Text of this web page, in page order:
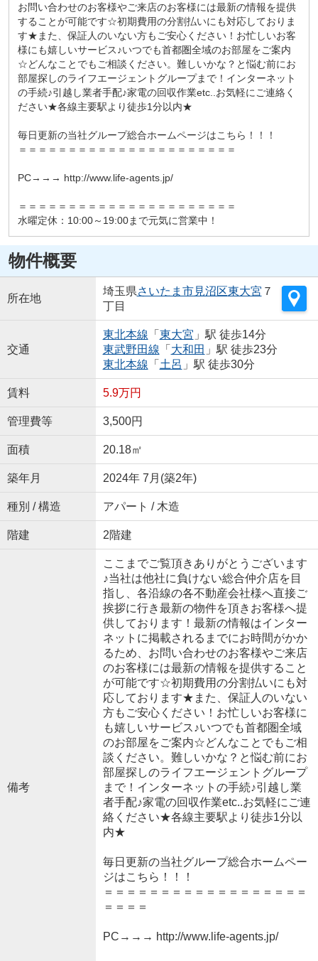
お問い合わせのお客様やご来店のお客様には最新の情報を提供
することが可能です☆初期費用の分割払いにも対応しておりま
す★また、保証人のいない方もご安心ください！お忙しいお客
様にも嬉しいサービス♪いつでも首都圏全域のお部屋をご案内
☆どんなことでもご相談ください。難しいかな？と悩む前にお
部屋探しのライフエージェントグループまで！インターネット
の手続♪引越し業者手配♪家電の回収作業etc..お気軽にご連絡く
ださい★各線主要駅より徒歩1分以内★
毎日更新の当社グループ総合ホームページはこちら！！！
＝＝＝＝＝＝＝＝＝＝＝＝＝＝＝＝＝＝＝＝＝＝
PC→→→ http://www.life-agents.jp/
＝＝＝＝＝＝＝＝＝＝＝＝＝＝＝＝＝＝＝＝＝＝
水曜定休：10:00～19:00まで元気に営業中！
物件概要
所在地
埼玉県さいたま市見沼区東大宮 ７
丁目
交通
東北本線 「 東大宮 」駅 徒歩14分
東武野田線 「 大和田 」駅 徒歩23分
東北本線 「 土呂 」駅 徒歩30分
賃料 5.9万円
管理費等 3,500円
面積 20.18㎡
築年月 2024年 7月(築2年)
種別 / 構造 アパート / 木造
階建 2階建
備考
ここまでご覧頂きありがとうございます
♪当社は他社に負けない総合仲介店を目
指し、各沿線の各不動産会社様へ直接ご
挨拶に行き最新の物件を頂きお客様へ提
供しております！最新の情報はインター
ネットに掲載されるまでにお時間がかか
るため、お問い合わせのお客様やご来店
のお客様には最新の情報を提供すること
が可能です☆初期費用の分割払いにも対
応しております★また、保証人のいない
方もご安心ください！お忙しいお客様に
も嬉しいサービス♪いつでも首都圏全域
のお部屋をご案内☆どんなことでもご相
談ください。難しいかな？と悩む前にお
部屋探しのライフエージェントグループ
まで！インターネットの手続♪引越し業
者手配♪家電の回収作業etc..お気軽にご連
絡ください★各線主要駅より徒歩1分以
内★
毎日更新の当社グループ総合ホームペー
ジはこちら！！！
＝＝＝＝＝＝＝＝＝＝＝＝＝＝＝＝＝＝
＝＝＝＝
PC→→→ http://www.life-agents.jp/